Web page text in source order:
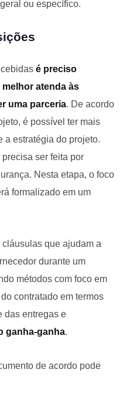
ou específico.
é preciso
atenda às
uma parceria. De acordo
é possível ter mais
a estratégia do projeto.
ser feita por
Nesta etapa, o foco
formalizado em um
que ajudam a
durante um
métodos com foco em
contratado em termos
das entregas e
ganha-ganha.
de acordo pode